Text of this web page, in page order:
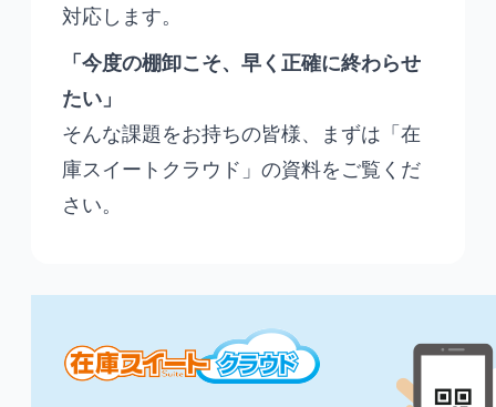
対応します。
「今度の棚卸こそ、早く正確に終わらせ
たい」
そんな課題をお持ちの皆様、まずは「在
庫スイートクラウド」の資料をご覧くだ
さい。